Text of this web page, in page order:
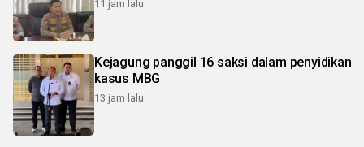
11 jam lalu
Kejagung panggil 16 saksi dalam penyidikan
kasus MBG
13 jam lalu